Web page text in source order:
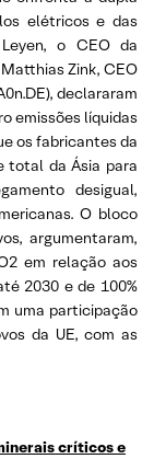
elétricos e das
o CEO da
Zink, CEO
declararam
emissões líquidas
os fabricantes da
total da Ásia para
desigual,
O bloco
argumentaram,
em relação aos
2030 e de 100%
uma participação
da UE, com as
críticos e